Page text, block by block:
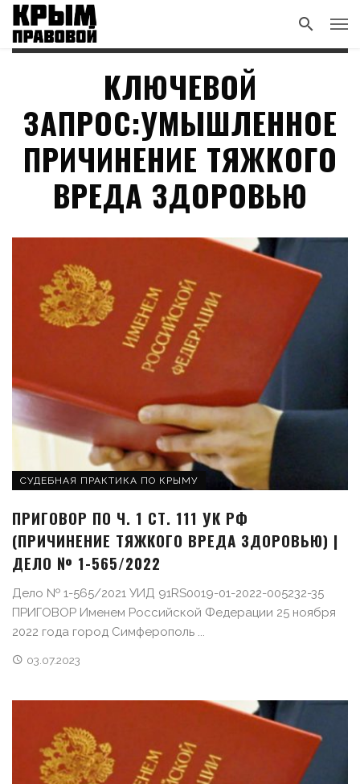
КЛЮЧЕВОЙ
ЗАПРОС:УМЫШЛЕННОЕ
ПРИЧИНЕНИЕ ТЯЖКОГО
ВРЕДА ЗДОРОВЬЮ
СУДЕБНАЯ ПРАКТИКА ПО КРЫМУ
ПРИГОВОР ПО Ч. 1 СТ. 111 УК РФ
(ПРИЧИНЕНИЕ ТЯЖКОГО ВРЕДА ЗДОРОВЬЮ) |
ДЕЛО № 1-565/2022
Дело № 1-565/2021 УИД 91RS0019-01-2022-005232-35
ПРИГОВОР Именем Российской Федерации 25 ноября
2022 года город Симферополь ...
03.07.2023